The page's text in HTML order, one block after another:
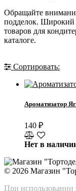
Обращайте
подделок. Широкий
товаров для
каталоге.
Сортировать:
Ароматизатор
140 ₽
Нет в
© 2026 Магазин
При использовании